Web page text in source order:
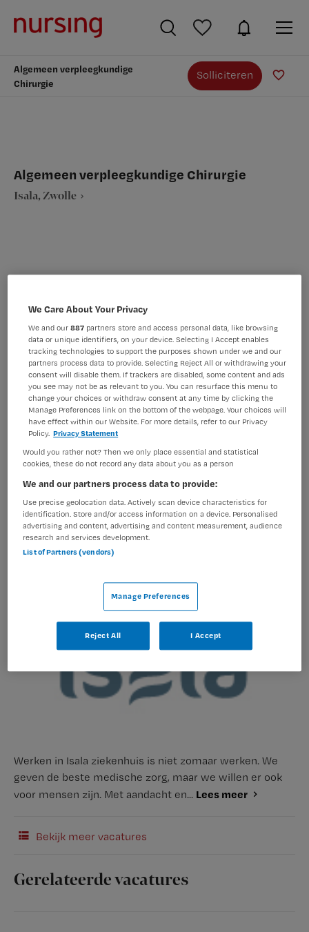
Algemeen verpleegkundige
Chirurgie
Solliciteren
Algemeen verpleegkundige Chirurgie
Isala, Zwolle
BRANCHE
Ziekenhuis
AANSTELLING
Vaste aanstelling
PLAATSINGSDATUM
11 juni 2026
NIVEAU
MBO
ERVARING
Ervaren
DIENSTVERBAND
Fulltime
Vacature niet beschikbaar
Isala is niet meer actueel. Hieronder staan enkele
vergelijkbare vacatures die voor u wellicht interessant
Werken in Isala ziekenhuis is niet zomaar werken. We
geven de beste medische zorg, maar we willen er ook
voor mensen zijn. Met aandacht en... Lees meer
Bekijk meer vacatures
Gerelateerde vacatures
We Care About Your Privacy
We and our887 partners store and access personal data, like browsing
data or unique identifiers, on your device. Selecting I Accept enables
tracking technologies to support the purposes shown under we and our
partners process data to provide. Selecting Reject All or withdrawing your
consent will disable them. If trackers are disabled, some content and ads
you see may not be as relevant to you. You can resurface this menu to
change your choices or withdraw consent at any time by clicking the
Manage Preferences link on the bottom of the webpage. Your choices will
have effect within our Website. For more details, refer to our Privacy
Policy. Privacy Statement
Would you rather not? Then we only place essential and statistical
cookies, these do not record any data about you as a person
We and our partners process data to provide:
Use precise geolocation data. Actively scan device characteristics for
identification. Store and/or access information on a device. Personalised
advertising and content, advertising and content measurement, audience
research and services development.
List of Partners (vendors)
Manage Preferences
Reject All I Accept